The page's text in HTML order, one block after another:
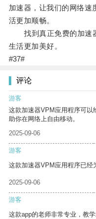
加速器，让我们的网络速
活更加顺畅。
找到真正免费的加速
生活更加美好。
#37#
评论
游客
这款加速器VPM应用程序可以
助你在网络上自由移动。
2025-09-06
游客
这款加速器VPM应用程序已经
2025-09-06
游客
这款app的老师非常专业，教